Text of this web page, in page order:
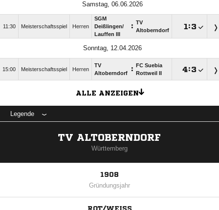
Samstag, 06.06.2026
11:30 Meisterschaftsspiel Herren
SGM
Deißlingen/​
Lauffen III
: TV
Altoberndorf
:
Sonntag, 12.04.2026
15:00 Meisterschaftsspiel Herren
TV
Altoberndorf
:
FC Suebia
Rottweil II
:
ALLE ANZEIGEN
Legende
TV ALTOBERNDORF
Württemberg
1908
Gründungsjahr